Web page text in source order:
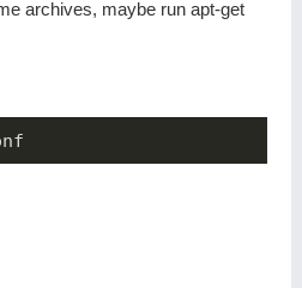
archives, maybe run apt-get